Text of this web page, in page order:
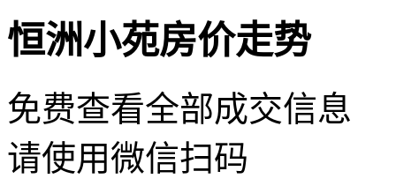
恒洲小苑房价走势
免费查看全部成交信息
请使用微信扫码